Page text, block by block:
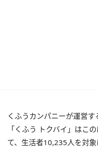
くふうカンパニーが運営
「くふう トクバイ」はこ
て、生活者10,235人を対